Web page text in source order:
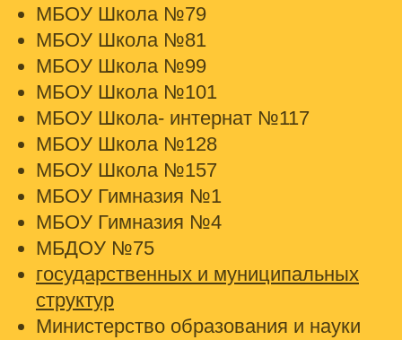
МБОУ Школа №79
МБОУ Школа №81
МБОУ Школа №99
МБОУ Школа №101
МБОУ Школа- интернат №117
МБОУ Школа №128
МБОУ Школа №157
МБОУ Гимназия №1
МБОУ Гимназия №4
МБДОУ №75
государственных и муниципальных
структур
Министерство образования и науки